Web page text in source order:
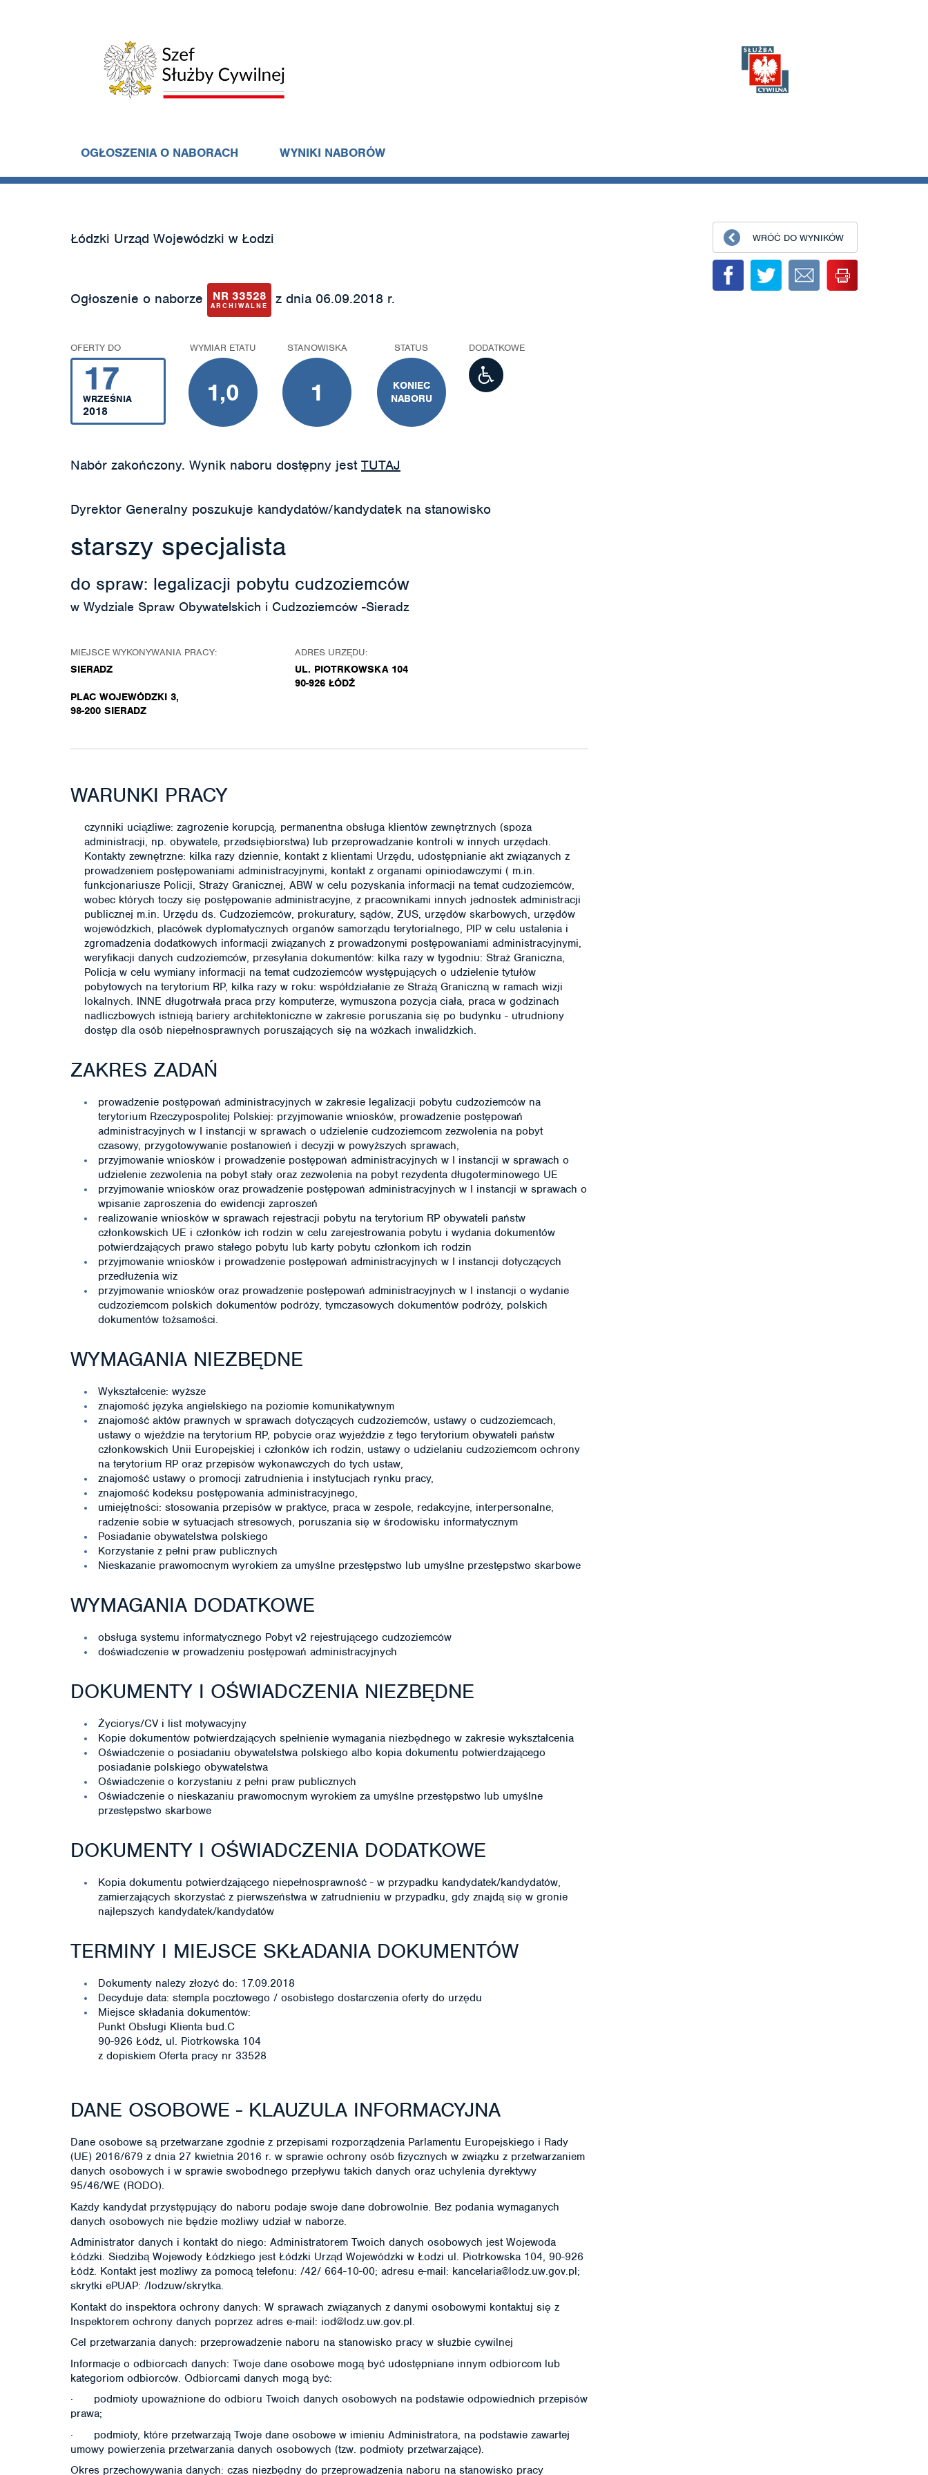
OGŁOSZENIA O NABORACH WYNIKI NABORÓW
Łódzki Urząd Wojewódzki w Łodzi
Ogłoszenie o naborze NR 33528
ARCHIWALNE z dnia 06.09.2018 r.
OFERTY DO
17
WRZEŚNIA
2018
WYMIAR ETATU
1,0
STANOWISKA
1
STATUS
KONIEC
NABORU
DODATKOWE
Nabór zakończony. Wynik naboru dostępny jest TUTAJ
Dyrektor Generalny poszukuje kandydatów/kandydatek na stanowisko
starszy specjalista
do spraw: legalizacji pobytu cudzoziemców
w Wydziale Spraw Obywatelskich i Cudzoziemców -Sieradz
MIEJSCE WYKONYWANIA PRACY:
SIERADZ
PLAC WOJEWÓDZKI 3,
98-200 SIERADZ
ADRES URZĘDU:
UL. PIOTRKOWSKA 104
90-926 ŁÓDŹ
WARUNKI PRACY
czynniki uciążliwe: zagrożenie korupcją, permanentna obsługa klientów zewnętrznych (spoza
administracji, np. obywatele, przedsiębiorstwa) lub przeprowadzanie kontroli w innych urzędach.
Kontakty zewnętrzne: kilka razy dziennie, kontakt z klientami Urzędu, udostępnianie akt związanych z
prowadzeniem postępowaniami administracyjnymi, kontakt z organami opiniodawczymi ( m.in.
funkcjonariusze Policji, Straży Granicznej, ABW w celu pozyskania informacji na temat cudzoziemców,
wobec których toczy się postępowanie administracyjne, z pracownikami innych jednostek administracji
publicznej m.in. Urzędu ds. Cudzoziemców, prokuratury, sądów, ZUS, urzędów skarbowych, urzędów
wojewódzkich, placówek dyplomatycznych organów samorządu terytorialnego, PIP w celu ustalenia i
zgromadzenia dodatkowych informacji związanych z prowadzonymi postępowaniami administracyjnymi,
weryfikacji danych cudzoziemców, przesyłania dokumentów: kilka razy w tygodniu: Straż Graniczna,
Policja w celu wymiany informacji na temat cudzoziemców występujących o udzielenie tytułów
pobytowych na terytorium RP, kilka razy w roku: współdziałanie ze Strażą Graniczną w ramach wizji
lokalnych. INNE długotrwała praca przy komputerze, wymuszona pozycja ciała, praca w godzinach
nadliczbowych istnieją bariery architektoniczne w zakresie poruszania się po budynku - utrudniony
dostęp dla osób niepełnosprawnych poruszających się na wózkach inwalidzkich.
ZAKRES ZADAŃ
prowadzenie postępowań administracyjnych w zakresie legalizacji pobytu cudzoziemców na
terytorium Rzeczypospolitej Polskiej: przyjmowanie wniosków, prowadzenie postępowań
administracyjnych w I instancji w sprawach o udzielenie cudzoziemcom zezwolenia na pobyt
czasowy, przygotowywanie postanowień i decyzji w powyższych sprawach,
przyjmowanie wniosków i prowadzenie postępowań administracyjnych w I instancji w sprawach o
udzielenie zezwolenia na pobyt stały oraz zezwolenia na pobyt rezydenta długoterminowego UE
przyjmowanie wniosków oraz prowadzenie postępowań administracyjnych w I instancji w sprawach o
wpisanie zaproszenia do ewidencji zaproszeń
realizowanie wniosków w sprawach rejestracji pobytu na terytorium RP obywateli państw
członkowskich UE i członków ich rodzin w celu zarejestrowania pobytu i wydania dokumentów
potwierdzających prawo stałego pobytu lub karty pobytu członkom ich rodzin
przyjmowanie wniosków i prowadzenie postępowań administracyjnych w I instancji dotyczących
przedłużenia wiz
przyjmowanie wniosków oraz prowadzenie postępowań administracyjnych w I instancji o wydanie
cudzoziemcom polskich dokumentów podróży, tymczasowych dokumentów podróży, polskich
dokumentów tożsamości.
WYMAGANIA NIEZBĘDNE
Wykształcenie: wyższe
znajomość języka angielskiego na poziomie komunikatywnym
znajomość aktów prawnych w sprawach dotyczących cudzoziemców, ustawy o cudzoziemcach,
ustawy o wjeździe na terytorium RP, pobycie oraz wyjeździe z tego terytorium obywateli państw
członkowskich Unii Europejskiej i członków ich rodzin, ustawy o udzielaniu cudzoziemcom ochrony
na terytorium RP oraz przepisów wykonawczych do tych ustaw,
znajomość ustawy o promocji zatrudnienia i instytucjach rynku pracy,
znajomość kodeksu postępowania administracyjnego,
umiejętności: stosowania przepisów w praktyce, praca w zespole, redakcyjne, interpersonalne,
radzenie sobie w sytuacjach stresowych, poruszania się w środowisku informatycznym
Posiadanie obywatelstwa polskiego
Korzystanie z pełni praw publicznych
Nieskazanie prawomocnym wyrokiem za umyślne przestępstwo lub umyślne przestępstwo skarbowe
WYMAGANIA DODATKOWE
obsługa systemu informatycznego Pobyt v2 rejestrującego cudzoziemców
doświadczenie w prowadzeniu postępowań administracyjnych
DOKUMENTY I OŚWIADCZENIA NIEZBĘDNE
Życiorys/CV i list motywacyjny
Kopie dokumentów potwierdzających spełnienie wymagania niezbędnego w zakresie wykształcenia
Oświadczenie o posiadaniu obywatelstwa polskiego albo kopia dokumentu potwierdzającego
posiadanie polskiego obywatelstwa
Oświadczenie o korzystaniu z pełni praw publicznych
Oświadczenie o nieskazaniu prawomocnym wyrokiem za umyślne przestępstwo lub umyślne
przestępstwo skarbowe
DOKUMENTY I OŚWIADCZENIA DODATKOWE
Kopia dokumentu potwierdzającego niepełnosprawność - w przypadku kandydatek/kandydatów,
zamierzających skorzystać z pierwszeństwa w zatrudnieniu w przypadku, gdy znajdą się w gronie
najlepszych kandydatek/kandydatów
TERMINY I MIEJSCE SKŁADANIA DOKUMENTÓW
Dokumenty należy złożyć do: 17.09.2018
Decyduje data: stempla pocztowego / osobistego dostarczenia oferty do urzędu
Miejsce składania dokumentów:
Punkt Obsługi Klienta bud.C
90-926 Łódź, ul. Piotrkowska 104
z dopiskiem Oferta pracy nr 33528
DANE OSOBOWE - KLAUZULA INFORMACYJNA
Dane osobowe są przetwarzane zgodnie z przepisami rozporządzenia Parlamentu Europejskiego i Rady
(UE) 2016/679 z dnia 27 kwietnia 2016 r. w sprawie ochrony osób fizycznych w związku z przetwarzaniem
danych osobowych i w sprawie swobodnego przepływu takich danych oraz uchylenia dyrektywy
95/46/WE (RODO).
Każdy kandydat przystępujący do naboru podaje swoje dane dobrowolnie. Bez podania wymaganych
danych osobowych nie będzie możliwy udział w naborze.
Administrator danych i kontakt do niego: Administratorem Twoich danych osobowych jest Wojewoda
Łódzki. Siedzibą Wojewody Łódzkiego jest Łódzki Urząd Wojewódzki w Łodzi ul. Piotrkowska 104, 90-926
Łódź. Kontakt jest możliwy za pomocą telefonu: /42/ 664-10-00; adresu e-mail: kancelaria@lodz.uw.gov.pl;
skrytki ePUAP: /lodzuw/skrytka.
Kontakt do inspektora ochrony danych: W sprawach związanych z danymi osobowymi kontaktuj się z
Inspektorem ochrony danych poprzez adres e-mail: iod@lodz.uw.gov.pl.
Cel przetwarzania danych: przeprowadzenie naboru na stanowisko pracy w służbie cywilnej
Informacje o odbiorcach danych: Twoje dane osobowe mogą być udostępniane innym odbiorcom lub
kategoriom odbiorców. Odbiorcami danych mogą być:
· podmioty upoważnione do odbioru Twoich danych osobowych na podstawie odpowiednich przepisów
prawa;
· podmioty, które przetwarzają Twoje dane osobowe w imieniu Administratora, na podstawie zawartej
umowy powierzenia przetwarzania danych osobowych (tzw. podmioty przetwarzające).
Okres przechowywania danych: czas niezbędny do przeprowadzenia naboru na stanowisko pracy
WRÓĆ DO WYNIKÓW